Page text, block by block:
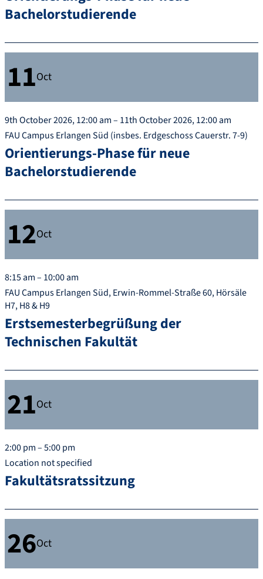
Bachelorstudierende
11Oct
9th October 2026, 12:00 am – 11th October 2026, 12:00 am
Orientierungs-Phase für neue
Bachelorstudierende
FAU Campus Erlangen Süd (insbes. Erdgeschoss Cauerstr. 7-9)
12Oct
8:15 am – 10:00 am
Erstsemesterbegrüßung der
Technischen Fakultät
FAU Campus Erlangen Süd, Erwin-Rommel-Straße 60, Hörsäle
H7, H8 & H9
21Oct
2:00 pm – 5:00 pm
Fakultätsratssitzung
Location not specified
26Oct